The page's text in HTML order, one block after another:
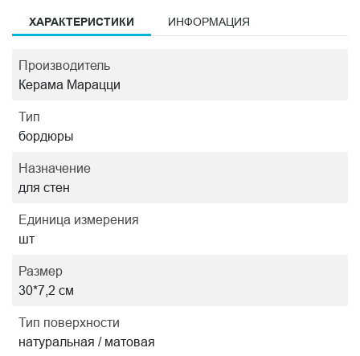
ХАРАКТЕРИСТИКИ ИНФОРМАЦИЯ
Производитель
Керама Марацци
Тип
бордюры
Назначение
для стен
Единица измерения
шт
Размер
30*7,2 см
Тип поверхности
натуральная / матовая